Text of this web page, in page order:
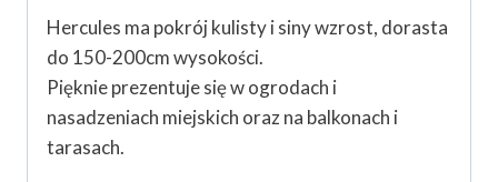
Hercules ma pokrój kulisty i siny wzrost, dorasta
do 150-200cm wysokości.
Pięknie prezentuje się w ogrodach i
nasadzeniach miejskich oraz na balkonach i
tarasach.